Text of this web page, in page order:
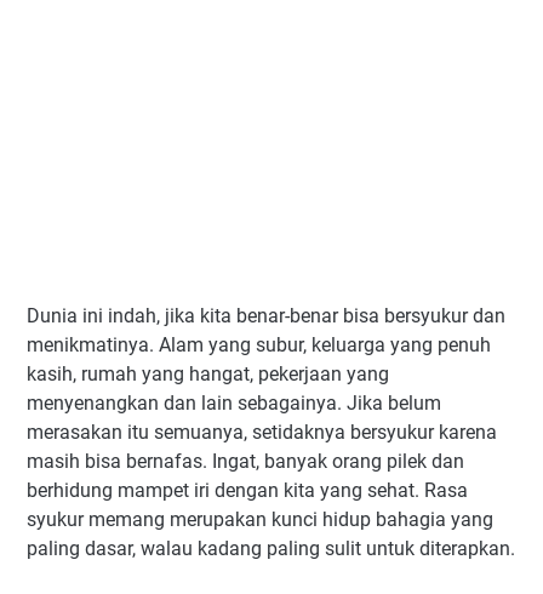
Dunia ini indah, jika kita benar-benar bisa bersyukur dan
menikmatinya. Alam yang subur, keluarga yang penuh
kasih, rumah yang hangat, pekerjaan yang
menyenangkan dan lain sebagainya. Jika belum
merasakan itu semuanya, setidaknya bersyukur karena
masih bisa bernafas. Ingat, banyak orang pilek dan
berhidung mampet iri dengan kita yang sehat. Rasa
syukur memang merupakan kunci hidup bahagia yang
paling dasar, walau kadang paling sulit untuk diterapkan.